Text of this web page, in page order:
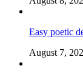
Easy poetic
August 7,